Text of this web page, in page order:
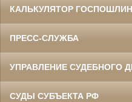
КАЛЬКУЛЯТОР
ПРЕСС-СЛУЖБА
УПРАВЛЕНИЕ СУДЕБНОГО
СУДЫ СУБЪЕКТА РФ